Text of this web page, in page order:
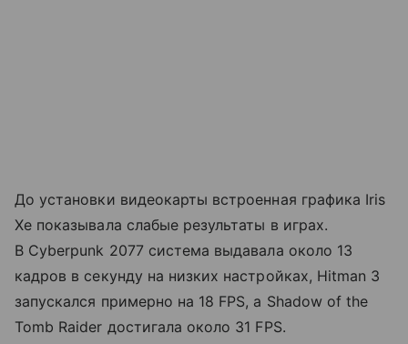
До установки видеокарты встроенная графика Iris
Xe показывала слабые результаты в играх.
В Cyberpunk 2077 система выдавала около 13
кадров в секунду на низких настройках, Hitman 3
запускался примерно на 18 FPS, а Shadow of the
Tomb Raider достигала около 31 FPS.